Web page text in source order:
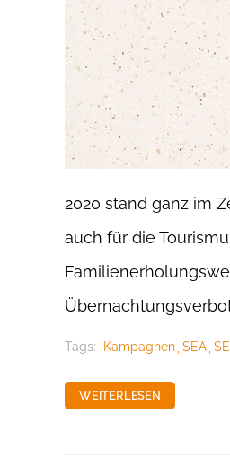
2020 stand ganz im
auch für die
Tags: Kampagnen SEA
WEITERLESEN